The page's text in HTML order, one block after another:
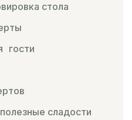
стола
гости
полезные сладости